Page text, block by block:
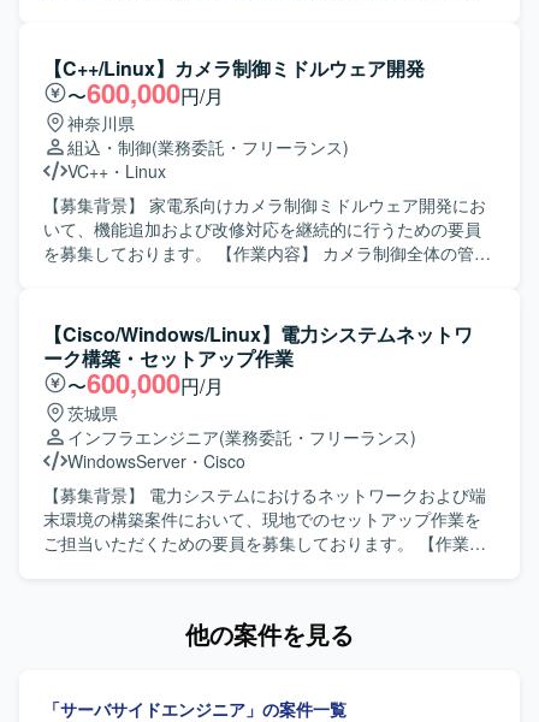
ションの魅力】 モビリティとFintechが交差する領域で、与
信や決済など事業の中核となるコアロジックを担当できる
ため、ビジネスインパクトの大きい開発に携わることがで
きます。APIやデータモデル設計から非同期処理、パフォー
マンスチューニングまで一貫して関与でき、モダンな技術
スタックを選定しながらアーキテクチャ設計にも関われる
環境です。 【開発環境】 言語やフレームワークはプロジェ
クトに応じてモダンな技術スタックから選定いたします。
APIはRESTおよびGraphQLを用い、クラウド基盤上で非同
します。
から参画し、別部署との折衝、要件定義、設計、開発、運
用保守まで一貫してご対応いただきます。PHPおよび
CodeIgniterを用いた開発を行い、AWSおよびMySQLを活用
したシステムの構築と改善に取り組んでいただきます。AI
コーディングツールを用いた開発にも関わっていただきま
す。 【求める人物像】 決済機能開発に関する知見を活かし
ながら主体的にリードいただける方を求めております。関
係部署との折衝を円滑に進められるコミュニケーション力
をお持ちで、要件定義から運用保守まで一貫して責任感を
んでいただける方を歓迎いたします。 【ポジションの魅
力】 上流工程から運用保守まで幅広い工程に関わることが
でき、決済機能開発のリードポジションとして裁量を持っ
てご活躍いただけます。自社サービスの機能強化に直接貢
献できる環境であり、AI駆動開発など新しい開発スタイル
にも触れながらスキルアップを図ることができます。 【開
発環境】 PHP、CodeIgniter、AWS、MySQL、Cursor(AI駆
動開発)を用いた開発環境となっております。
【C++/Linux】カメラ制御ミドルウェア開発
〜600,000円/月
神奈川県
組込・制御(業務委託・フリーランス)
VC++ ・ Linux
【募集背景】 家電系向けカメラ制御ミドルウェア開発にお
いて、機能追加および改修対応を継続的に行うための要員
を募集しております。 【作業内容】 カメラ制御全体の管
ンズ制御、露出制御、認識など）と密に連携し、1フレーム
の画像データを整えていくための信号整理をマイクロ秒単
位で実施いたします。完全な新規開発ではなく、既存のベ
ースソフトに対して機能追加や修正を行っていただきま
す。基本設計、詳細設計、プログラミング、結合テスト、
総合テストまで一貫してご対応いただきます。 【求める人
物像】 能動的に作業を進めることができ、長期的に継続し
て取り組んでいただける方を求めております。日本語で技
術的なコミュニケーションが円滑に行え、仕様書を正確に
理解できる方を歓迎いたします。 【ポジションの魅力】 カ
す。長期的なプロジェクトの中で、組込C++開発スキルやリ
制御ミドルウェアの開発を行います。
【Cisco/Windows/Linux】電力システムネットワ
ーク構築・セットアップ作業
〜600,000円/月
茨城県
インフラエンジニア(業務委託・フリーランス)
WindowsServer ・ Cisco
【募集背景】 電力システムにおけるネットワークおよび端
末環境の構築案件において、現地でのセットアップ作業を
ご担当いただくための要員を募集しております。 【作業内
器の設定を行い、WindowsやLinux環境でのルーティング設
す。 【求める人物像】 ネットワーク機器やOSの設定作業
他の案件を見る
「サーバサイドエンジニア」の案件一覧